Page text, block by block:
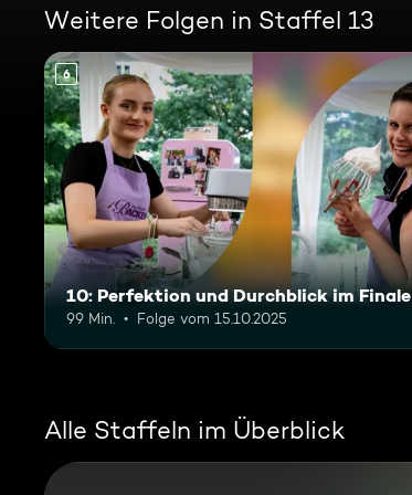
Weitere Folgen in Staffel 13
6
10: Perfektion und Durchblick im Finale
99 Min. Folge vom 15.10.2025
Alle Staffeln im Überblick